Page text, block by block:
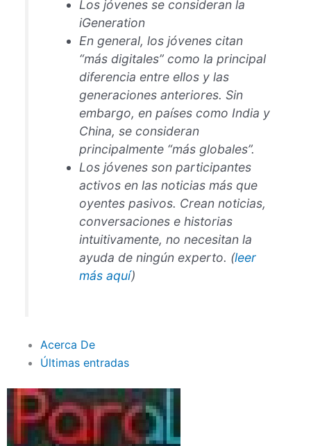
Los jóvenes se consideran la
iGeneration
En general, los jóvenes citan
“más digitales” como la principal
diferencia entre ellos y las
generaciones anteriores. Sin
embargo, en países como India y
China, se consideran
principalmente “más globales”.
Los jóvenes son participantes
activos en las noticias más que
oyentes pasivos. Crean noticias,
conversaciones e historias
intuitivamente, no necesitan la
ayuda de ningún experto. (leer
más aquí)
Acerca De
Últimas entradas